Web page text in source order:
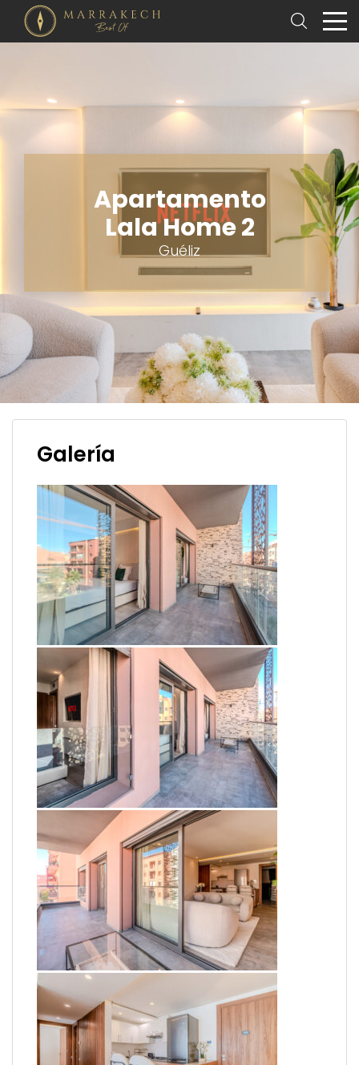
Apartamento
Lala Home 2
Guéliz
Galería